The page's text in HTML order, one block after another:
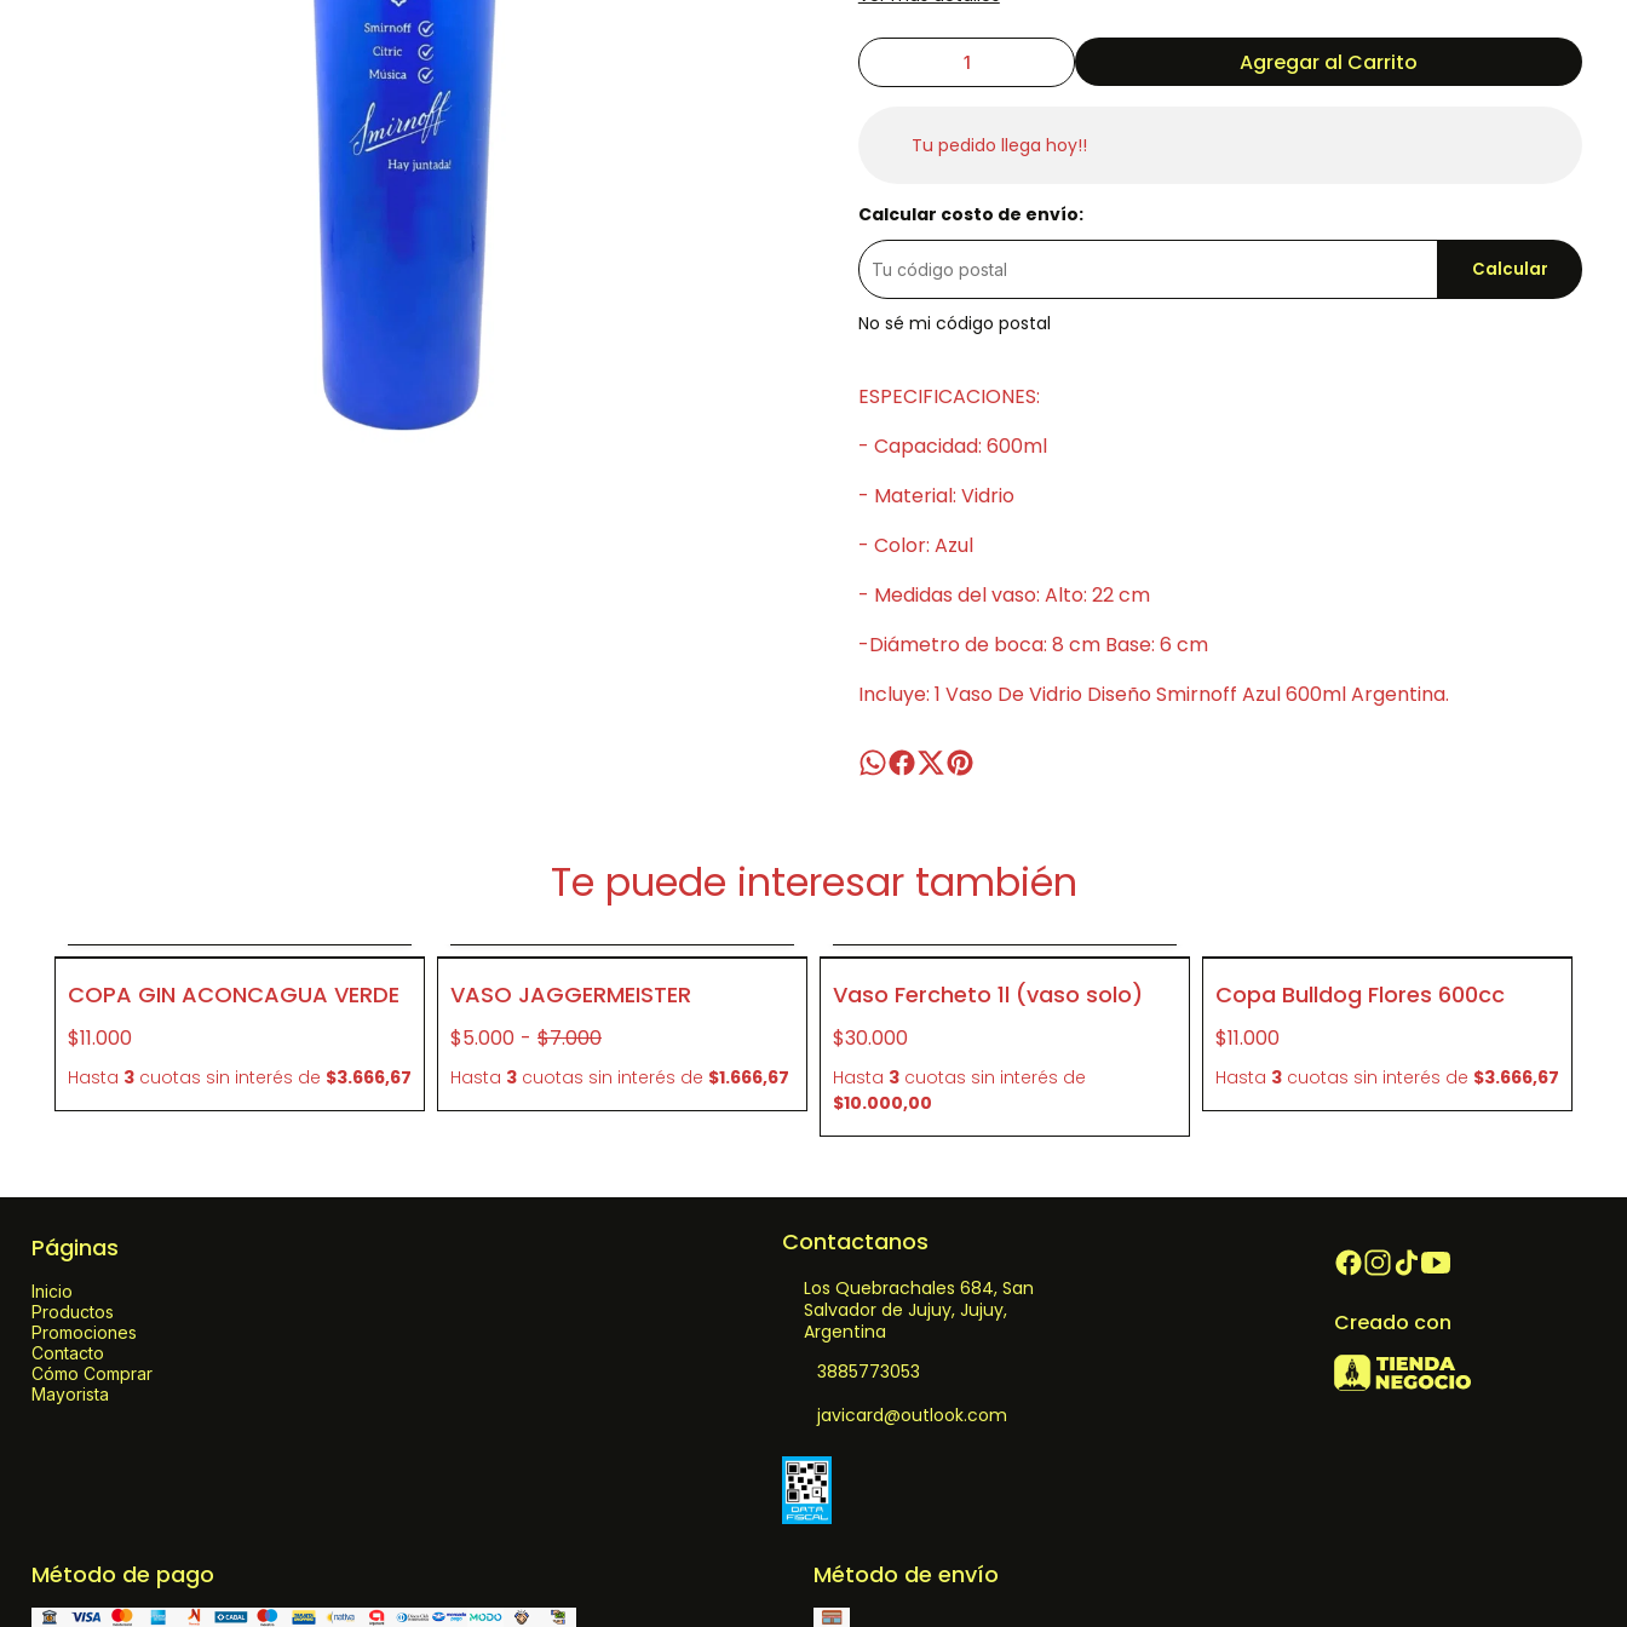
Agregar al Carrito
Tu pedido llega hoy!!
Calcular costo de envío:
Calcular
No sé mi código postal
ESPECIFICACIONES:
- Capacidad: 600ml
- Material: Vidrio
- Color: Azul
- Medidas del vaso: Alto: 22 cm
-Diámetro de boca: 8 cm Base: 6 cm
Incluye: 1 Vaso De Vidrio Diseño Smirnoff Azul 600ml Argentina.
Te puede interesar también
COPA GIN ACONCAGUA VERDE
$11.000
Hasta 3 cuotas sin interés de $3.666,67
VASO JAGGERMEISTER
$5.000 - $7.000
Hasta 3 cuotas sin interés de $1.666,67
Vaso Fercheto 1l (vaso solo)
$30.000
Hasta 3 cuotas sin interés de
$10.000,00
SIN STOCK
CR12
Copa Bulldog Flores 600cc
$11.000
Hasta 3 cuotas sin interés de $3.666,67
Páginas
Inicio
Productos
Promociones
Contacto
Cómo Comprar
Mayorista
Contactanos
Los Quebrachales 684, San
Salvador de Jujuy, Jujuy,
Argentina
3885773053
javicard@outlook.com
Creado con
Método de pago Método de envío